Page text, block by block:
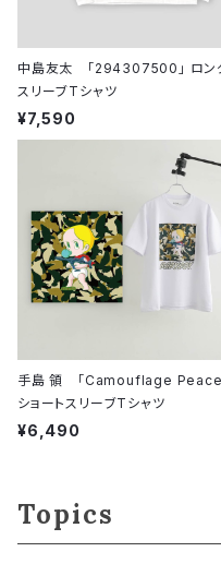
中島友太 「294307500」 ロン
スリーブTシャツ
¥7,590
手島 領 「Camouflage Peace
ショートスリーブTシャツ
¥6,490
Topics